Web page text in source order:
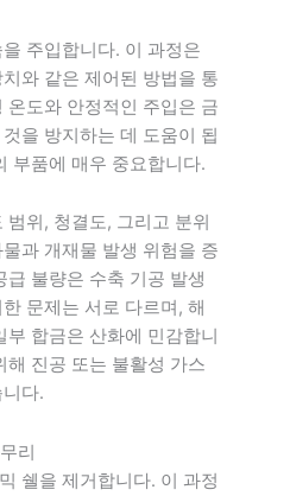
주입합니다. 이 과정은
와 같은 제어된 방법을 통
온도와 안정적인 주입은 금
을 방지하는 데 도움이 됩
부품에 매우 중요합니다.
범위, 청결도, 그리고 분위
과 개재물 발생 위험을 증
급 불량은 수축 기공 발생
문제는 서로 다르며, 해
부 합금은 산화에 민감합니
해 진공 또는 불활성 가스
다.
리
쉘을 제거합니다. 이 과정